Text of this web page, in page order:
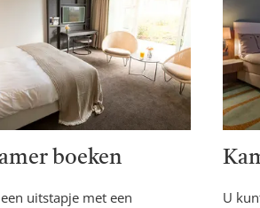
boeken
uitstapje met een
U